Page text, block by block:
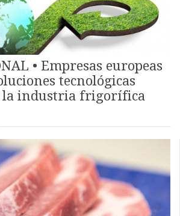
• Empresas europeas
tecnológicas
la industria frigorífica